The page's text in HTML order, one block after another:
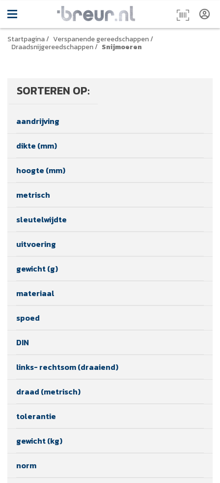
Startpagina/ Verspanende gereedschappen/
Draadsnijgereedschappen/ Snijmoeren
SORTEREN OP:
aandrijving
dikte (mm)
hoogte (mm)
metrisch
sleutelwijdte
uitvoering
gewicht (g)
materiaal
spoed
DIN
links- rechtsom (draaiend)
draad (metrisch)
tolerantie
gewicht (kg)
norm